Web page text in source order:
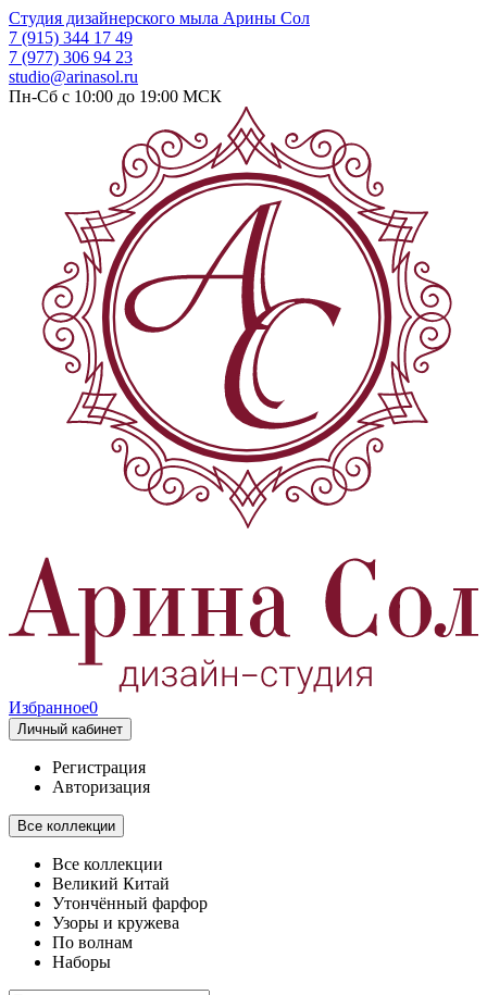
Студия дизайнерского мыла Арины Сол
7 (915) 344 17 49
7 (977) 306 94 23
studio@arinasol.ru
Пн-Сб с 10:00 до 19:00 МСК
Избранное0
Личный кабинет
Регистрация
Авторизация
Все коллекции
Все коллекции
Великий Китай
Утончённый фарфор
Узоры и кружева
По волнам
Наборы